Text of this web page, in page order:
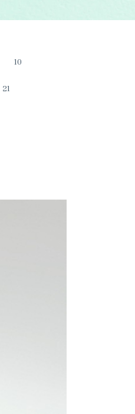
10
21